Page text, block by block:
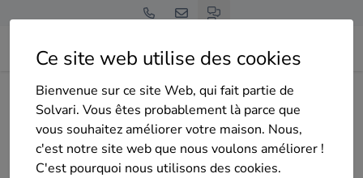
Ce site web utilise des cookies
Bienvenue sur ce site Web, qui fait partie de
Solvari. Vous êtes probablement là parce que
vous souhaitez améliorer votre maison. Nous,
c'est notre site web que nous voulons améliorer !
C'est pourquoi nous utilisons des cookies.
Home Isolation des murs creux Bruxelles
Etterbeek
Isolation . Châssis . Toitures